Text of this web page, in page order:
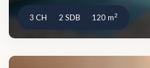
3 CH 2 SDB 120 m2